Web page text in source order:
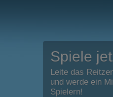
Spiele
Leite das
und werde ein
Spielern!